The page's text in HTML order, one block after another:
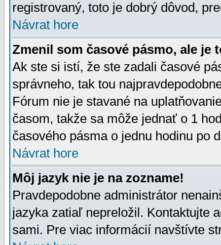
registrovaný, toto je dobrý dôvod,
Návrat hore
Zmenil som časové pásmo, ale je
Ak ste si istí, že ste zadali časové
správneho, tak tou
Fórum nie je stavané na
časom, takže sa môže jednať o 1
časového pásma o jednu hodinu po
Návrat hore
Môj jazyk nie je na zozname!
Pravdepodobne administrátor
jazyka zatiaľ nepreložil. Kontaktujte
sami. Pre viac informácií navštívte